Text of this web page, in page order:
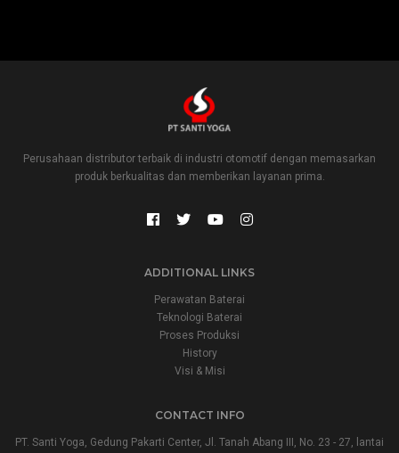
Perusahaan distributor terbaik di industri otomotif dengan memasarkan
produk berkualitas dan memberikan layanan prima.
ADDITIONAL LINKS
Perawatan Baterai
Teknologi Baterai
Proses Produksi
History
Visi & Misi
CONTACT INFO
PT. Santi Yoga, Gedung Pakarti Center, Jl. Tanah Abang III, No. 23 - 27, lantai